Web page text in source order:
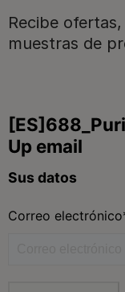
Recibe
muestras de
Purina
Para nuestros